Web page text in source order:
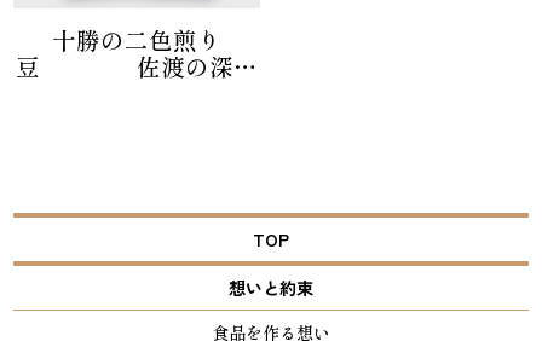
十勝の二色煎り
豆 佐渡の深海
TOP
想いと約束
食品を作る想い